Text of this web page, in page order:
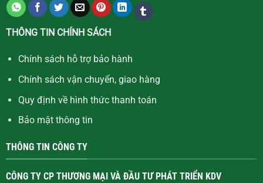
THÔNG TIN CHÍNH SÁCH
Chính sách hỗ trợ bảo hành
Chính sách vận chuyển, giao hàng
Quy định về hình thức thanh toán
Bảo mật thông tin
THÔNG TIN CÔNG TY
CÔNG TY CP THƯƠNG MẠI VÀ ĐẦU TƯ PHÁT TRIỂN KDV